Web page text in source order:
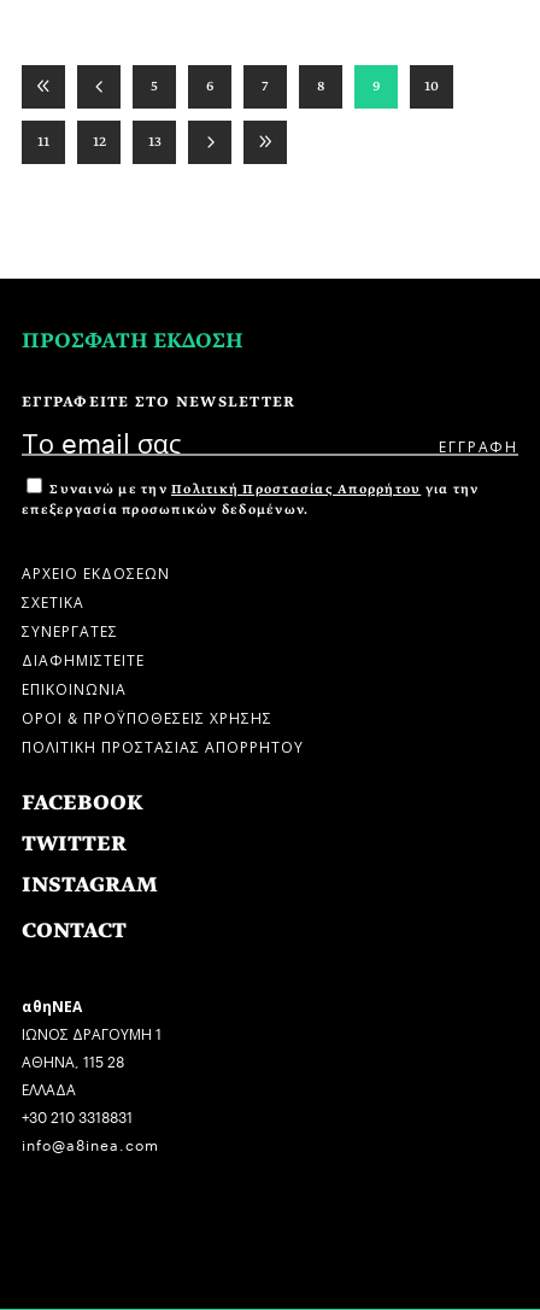
5 6 7 8 9 10
11 12 13
ΠΡΟΣΦΑΤΗ ΕΚΔΟΣΗ
ΕΓΓΡΑΦΕΙΤΕ ΣΤΟ NEWSLETTER
Συναινώ με την Πολιτική Προστασίας Απορρήτου για την
επεξεργασία προσωπικών δεδομένων.
ΑΡΧΕΙΟ ΕΚΔΟΣΕΩΝ
ΣΧΕΤΙΚΑ
ΣΥΝΕΡΓΑΤΕΣ
ΔΙΑΦΗΜΙΣΤΕΙΤΕ
ΕΠΙΚΟΙΝΩΝΙΑ
ΟΡΟΙ & ΠΡΟΫΠΟΘΕΣΕΙΣ ΧΡΗΣΗΣ
ΠΟΛΙΤΙΚΗ ΠΡΟΣΤΑΣΙΑΣ ΑΠΟΡΡΗΤΟΥ
FACEBOOK
TWITTER
INSTAGRAM
CONTACT
αθηΝΕΑ
ΙΩΝΟΣ ΔΡΑΓΟΥΜΗ 1
ΑΘΗΝΑ, 115 28
ΕΛΛΑΔΑ
+30 210 3318831
info@a8inea.com